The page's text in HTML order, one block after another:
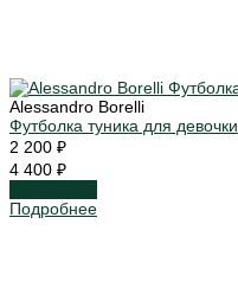
Alessandro Borelli
Футболка туника для девочки
2 200 ₽
4 400 ₽
Подробнее